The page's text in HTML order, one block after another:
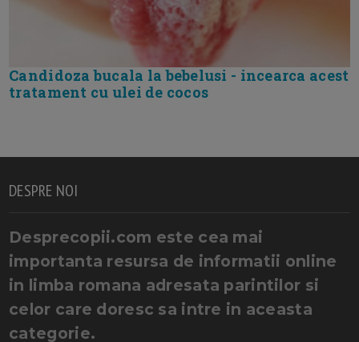
Candidoza bucala la bebelusi - incearca acest
tratament cu ulei de cocos
DESPRE NOI
Desprecopii.com este cea mai
importanta resursa de informatii online
in limba romana adresata parintilor si
celor care doresc sa intre in aceasta
categorie.